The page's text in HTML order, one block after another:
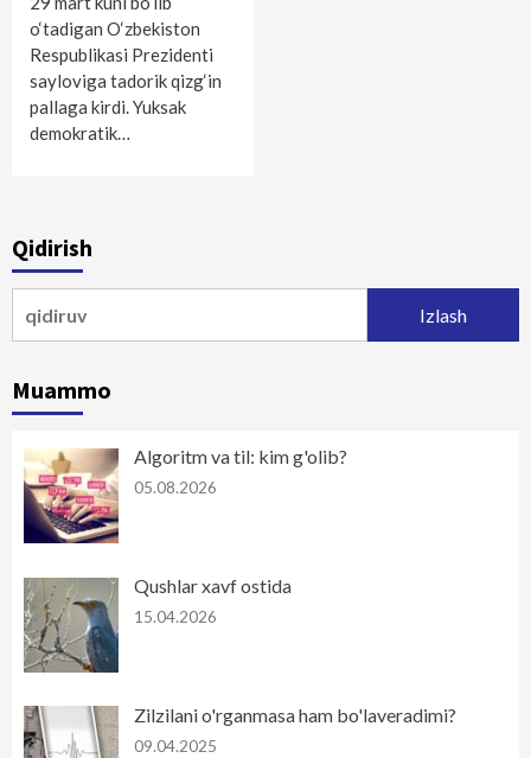
o‘tadigan O‘zbekiston
Respublikasi Prezidenti
sayloviga tadorik qizg‘in
pallaga kirdi. Yuksak
demokratik…
Qidirish
Muammo
Algoritm va til: kim g'olib?
05.08.2026
Qushlar xavf ostida
15.04.2026
Zilzilani o'rganmasa ham bo'laveradimi?
09.04.2025